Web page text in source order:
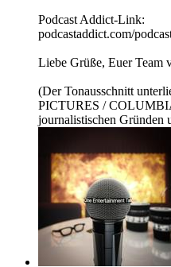
Podcast Addict-Link:
podcastaddict.com/
Liebe Grüße, Euer Team
(Der Tonausschnitt
PICTURES /
journalistischen Gründen